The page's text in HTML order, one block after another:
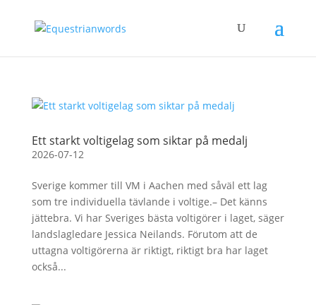
Ett starkt voltigelag som siktar på medalj
2026-07-12
Sverige kommer till VM i Aachen med såväl ett lag
som tre individuella tävlande i voltige.– Det känns
jättebra. Vi har Sveriges bästa voltigörer i laget, säger
landslagledare Jessica Neilands. Förutom att de
uttagna voltigörerna är riktigt, riktigt bra har laget
också...